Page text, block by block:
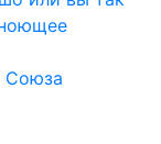
Союза